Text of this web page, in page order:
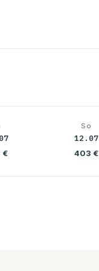
€
So
12.07
403 €